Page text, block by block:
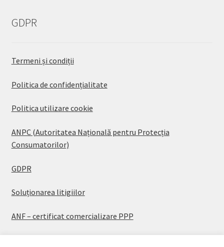
GDPR
Termeni și condiții
Politica de confidențialitate
Politica utilizare cookie
ANPC (Autoritatea Națională pentru Protecția
Consumatorilor)
GDPR
Soluționarea litigiilor
ANF – certificat comercializare PPP